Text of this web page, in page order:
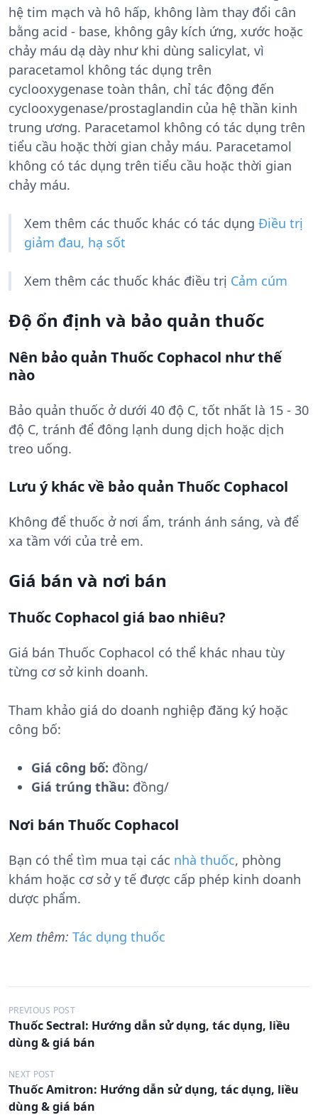
hệ tim mạch và hô hấp, không làm thay đổi cân
bằng acid - base, không gây kích ứng, xước hoặc
chảy máu dạ dày như khi dùng salicylat, vì
paracetamol không tác dụng trên
cyclooxygenase toàn thân, chỉ tác động đến
cyclooxygenase/prostaglandin của hệ thần kinh
trung ương. Paracetamol không có tác dụng trên
tiểu cầu hoặc thời gian chảy máu. Paracetamol
không có tác dụng trên tiểu cầu hoặc thời gian
chảy máu.
Xem thêm các thuốc khác có tác dụng Điều trị
giảm đau, hạ sốt
Xem thêm các thuốc khác điều trị Cảm cúm
Độ ổn định và bảo quản thuốc
Nên bảo quản Thuốc Cophacol như thế
nào
Bảo quản thuốc ở dưới 40 độ C, tốt nhất là 15 - 30
độ C, tránh để đông lạnh dung dịch hoặc dịch
treo uống.
Lưu ý khác về bảo quản Thuốc Cophacol
Không để thuốc ở nơi ẩm, tránh ánh sáng, và để
xa tầm với của trẻ em.
Giá bán và nơi bán
Thuốc Cophacol giá bao nhiêu?
Giá bán Thuốc Cophacol có thể khác nhau tùy
từng cơ sở kinh doanh.
Tham khảo giá do doanh nghiệp đăng ký hoặc
công bố:
Giá công bố: đồng/
Giá trúng thầu: đồng/
Nơi bán Thuốc Cophacol
Bạn có thể tìm mua tại các nhà thuốc, phòng
khám hoặc cơ sở y tế được cấp phép kinh doanh
dược phẩm.
Xem thêm: Tác dụng thuốc
Đ
i
u
h
PREVIOUS POST
Thuốc Sectral: Hướng dẫn sử dụng, tác dụng, liều
dùng & giá bán
NEXT POST
Thuốc Amitron: Hướng dẫn sử dụng, tác dụng, liều
dùng & giá bán